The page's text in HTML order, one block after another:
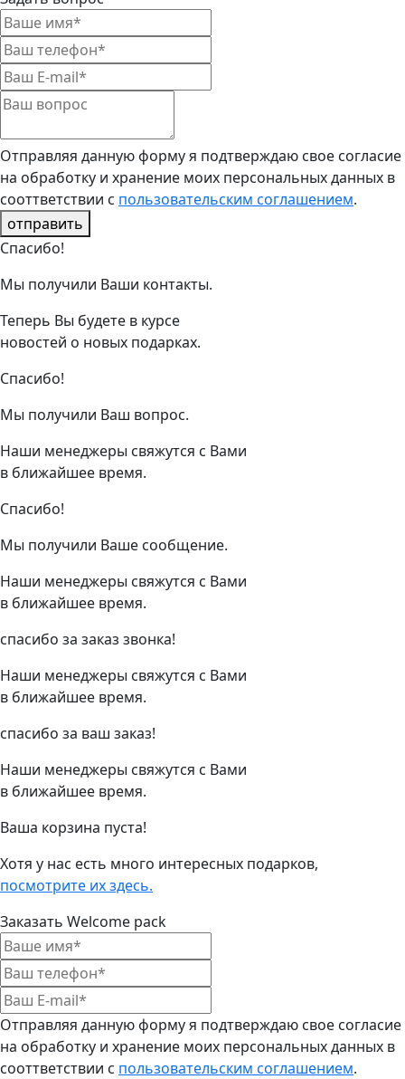
Отправляя данную форму я подтверждаю свое согласие
на обработку и хранение моих персональных данных в
сооттветствии с пользовательским соглашением.
отправить
Спасибо!
Мы получили Ваши контакты.
Теперь Вы будете в курсе
новостей о новых подарках.
Спасибо!
Мы получили Ваш вопрос.
Наши менеджеры свяжутся с Вами
в ближайшее время.
Спасибо!
Мы получили Ваше сообщение.
Наши менеджеры свяжутся с Вами
в ближайшее время.
спасибо за заказ звонка!
Наши менеджеры свяжутся с Вами
в ближайшее время.
спасибо за ваш заказ!
Наши менеджеры свяжутся с Вами
в ближайшее время.
Ваша корзина пуста!
Хотя у нас есть много интересных подарков,
посмотрите их здесь.
Заказать Welcome pack
Отправляя данную форму я подтверждаю свое согласие
на обработку и хранение моих персональных данных в
сооттветствии с пользовательским соглашением.